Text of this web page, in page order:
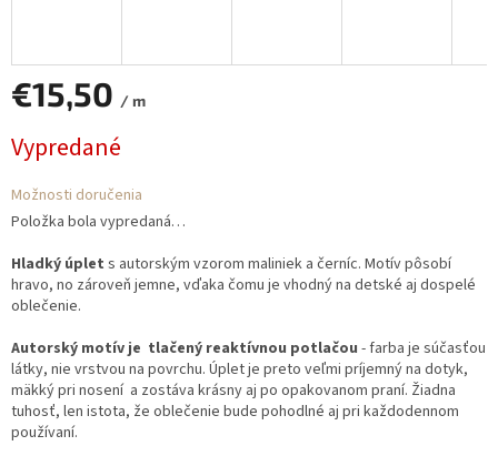
€15,50 / m
cena:
Vypredané
Možnosti doručenia
Položka bola vypredaná…
Hladký úplet s autorským vzorom maliniek a černíc. Motív pôsobí
hravo, no zároveň jemne, vďaka čomu je vhodný na detské aj dospelé
oblečenie.
Autorský motív je tlačený reaktívnou potlačou - farba je súčasťou
látky, nie vrstvou na povrchu. Úplet je preto veľmi príjemný na dotyk,
mäkký pri nosení a zostáva krásny aj po opakovanom praní. Žiadna
tuhosť, len istota, že oblečenie bude pohodlné aj pri každodennom
používaní.